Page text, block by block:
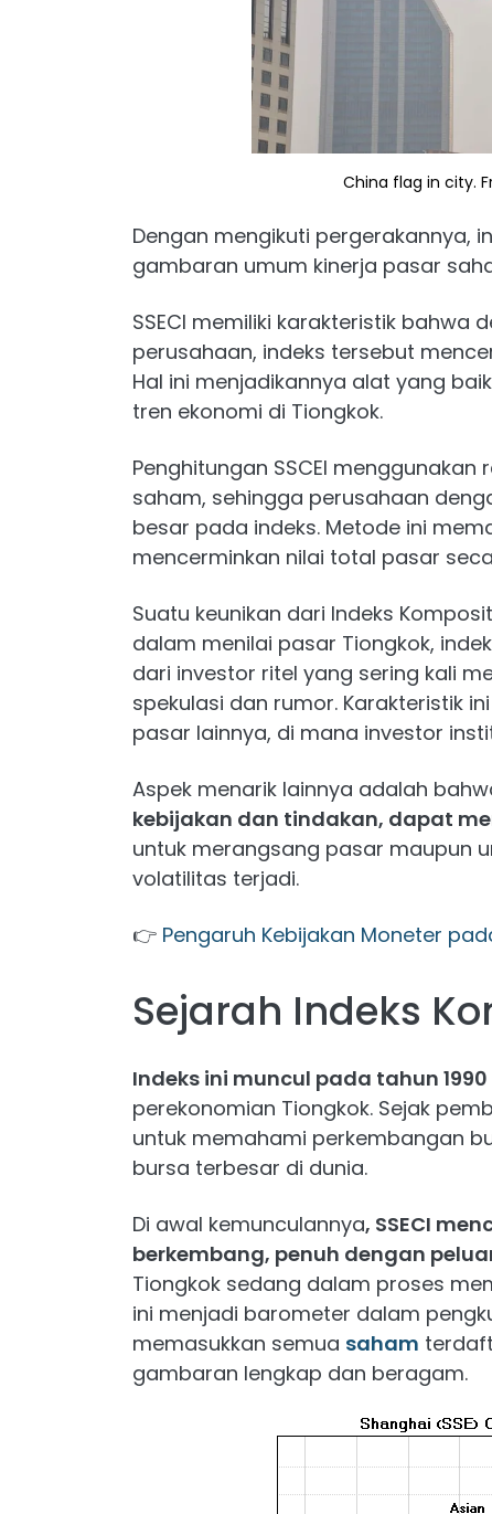
China flag in city.
Dengan mengikuti pergerakannya,
gambaran umum kinerja pasar
SSECI memiliki karakteristik
perusahaan, indeks tersebut
Hal ini menjadikannya alat yang
tren ekonomi di Tiongkok.
Penghitungan SSCEI
saham, sehingga perusahaan
besar pada indeks. Metode ini
mencerminkan nilai total pasar
Suatu keunikan dari Indeks
dalam menilai pasar Tiongkok,
dari investor ritel yang sering kali
spekulasi dan rumor. Karakteristik
pasar lainnya, di mana investor
Aspek menarik lainnya adalah
kebijakan dan tindakan, dapat
untuk merangsang pasar maupun
volatilitas terjadi.
👉 Pengaruh Kebijakan Moneter
Sejarah Indeks
Indeks ini muncul pada tahun 1990
perekonomian Tiongkok. Sejak
untuk memahami perkembangan
bursa terbesar di dunia.
Di awal kemunculannya, SSECI
berkembang, penuh dengan
Tiongkok sedang dalam proses
ini menjadi barometer dalam
memasukkan semua saham
gambaran lengkap dan beragam.